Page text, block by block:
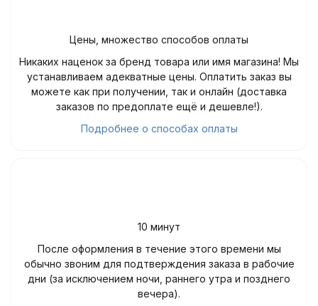
Цены, множество способов оплаты
Никаких наценок за бренд товара или имя магазина! Мы
устанавливаем адекватные цены. Оплатить заказ вы
можете как при получении, так и онлайн (доставка
заказов по предоплате ещё и дешевле!).
Подробнее о способах оплаты
10 минут
После оформления в течение этого времени мы
обычно звоним для подтверждения заказа в рабочие
дни (за исключением ночи, раннего утра и позднего
вечера).